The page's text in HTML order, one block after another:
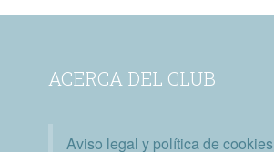
ACERCA DEL CLUB
Aviso legal y política de cookies